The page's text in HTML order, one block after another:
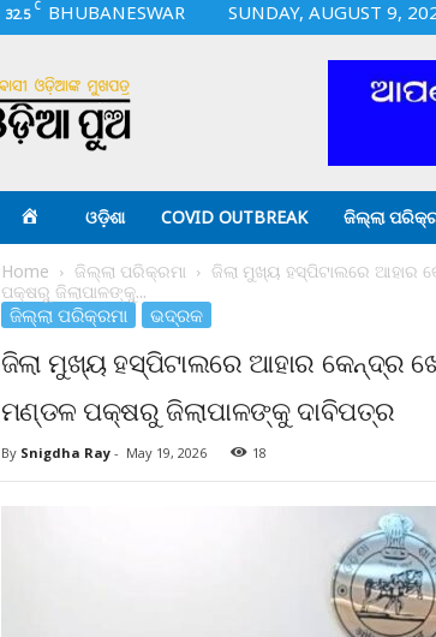
32.5 C BHUBANESWAR
SUNDAY, AUGUST 9,
ଓଡ଼ିଶା COVID OUTBREAK ଜିଲ୍ଲା
Home ଜିଲ୍ଲା ପରିକ୍ରମା
ଜିଲା ମୁଖ୍ୟ ହସ୍‌ପିଟାଲରେ ଆହାର
ପକ୍ଷରୁ ଜିଲାପାଳଙ୍କୁ...
ଜିଲ୍ଲା ପରିକ୍ରମା ଭଦ୍ରକ
ଜିଲା ମୁଖ୍ୟ ହସ୍‌ପିଟାଲରେ ଆହାର କେନ୍ଦ୍ର
ମଣ୍ଡଳ ପକ୍ଷରୁ ଜିଲାପାଳଙ୍କୁ ଦାବିପତ୍ର
By Snigdha Ray- May 19, 2026 18